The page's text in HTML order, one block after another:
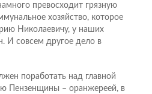
превосходит грязную
хозяйство, которое
Николаевичу, у наших
И совсем другое дело в
поработать над главной
Пензенщины – оранжереей, в